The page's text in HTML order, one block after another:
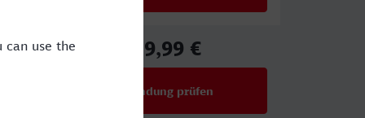
29,99 €
Verbindung prüfen